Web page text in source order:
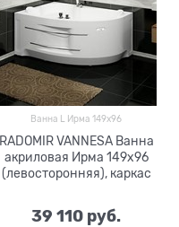
Ванна L Ирма 149х96
RADOMIR VANNESA Ванна
акриловая Ирма 149х96
(левосторонняя), каркас
39 110 руб.